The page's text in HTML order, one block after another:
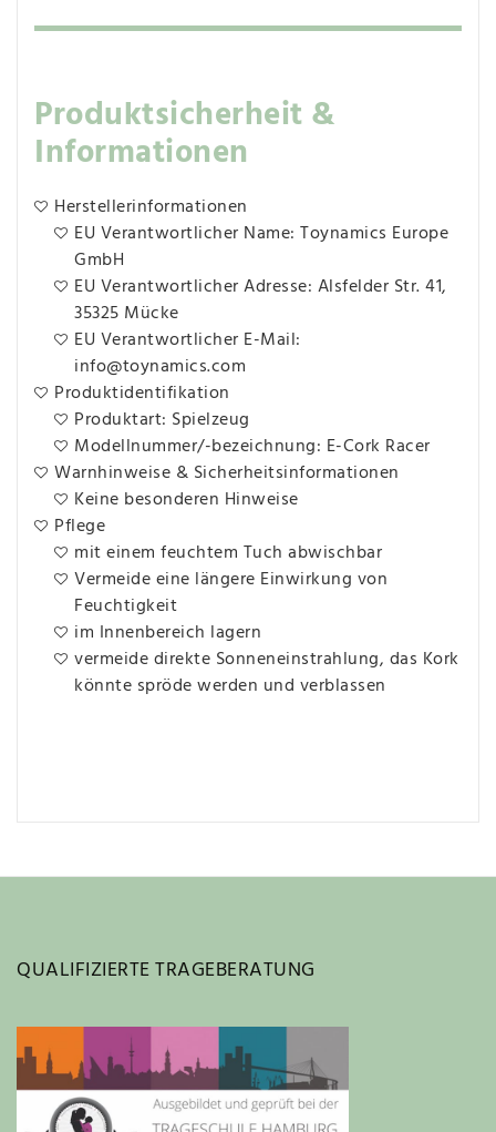
Produktsicherheit &
Informationen
Herstellerinformationen
EU Verantwortlicher Name: Toynamics Europe
GmbH
EU Verantwortlicher Adresse: Alsfelder Str. 41,
35325 Mücke
EU Verantwortlicher E-Mail:
info@toynamics.com
Produktidentifikation
Produktart: Spielzeug
Modellnummer/-bezeichnung: E-Cork Racer
Warnhinweise & Sicherheitsinformationen
Keine besonderen Hinweise
Pflege
mit einem feuchtem Tuch abwischbar
Vermeide eine längere Einwirkung von
Feuchtigkeit
im Innenbereich lagern
vermeide direkte Sonneneinstrahlung, das Kork
könnte spröde werden und verblassen
QUALIFIZIERTE TRAGEBERATUNG